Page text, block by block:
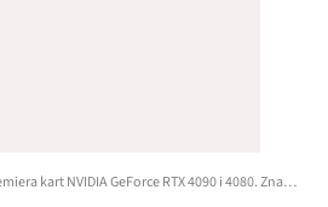
Premiera kart NVIDIA GeForce RTX 4090 i 4080. Znamy oficjalne ceny